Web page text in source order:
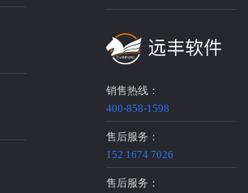
销售热线：
400-858-1598
售后服务：
152 1674 7026
售后服务：